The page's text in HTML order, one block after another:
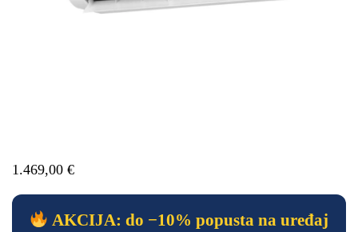
1.469,00 €
AKCIJA: do −10% popusta na uređaj